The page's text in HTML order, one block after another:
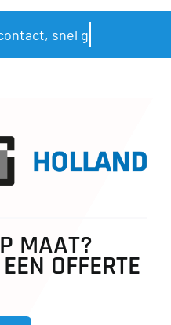
MAAT?
OFFERTE